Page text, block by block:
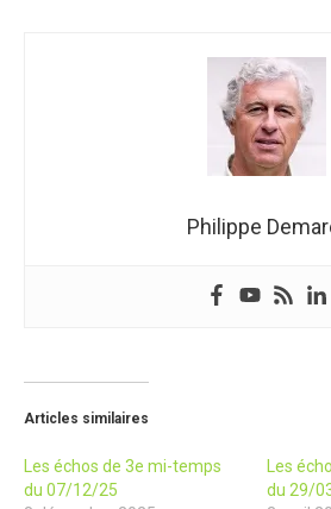
Philippe
Articles similaires
Les échos de 3e mi-temps
du 07/12/25
Les
du 29/